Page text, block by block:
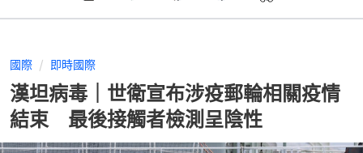
國際 即時國際
漢坦病毒｜世衛宣布涉疫郵輪相關疫情
結束 最後接觸者檢測呈陰性